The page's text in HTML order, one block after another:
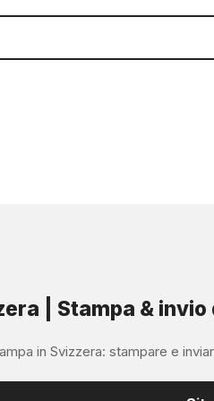
| Stampa &
in Svizzera: stampare e